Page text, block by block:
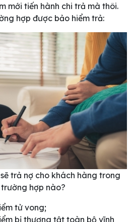
mới tiến hành chi trả mà thôi.
hợp được bảo hiểm trả:
trả nợ cho khách hàng trong
hợp nào?
tử vong;
bị thương tật toàn bộ vĩnh